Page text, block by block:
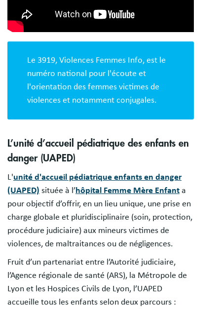
Le 3919, Violences Femmes Info, est le
numéro national pour l'écoute et
l'orientation des femmes victimes de
violences et notamment conjugales.
L’unité d’accueil pédiatrique des enfants en
danger (UAPED)
L'unité d'accueil pédiatrique enfants en danger
(UAPED) située à l’hôpital Femme Mère Enfant a
pour objectif d’offrir, en un lieu unique, une prise en
charge globale et pluridisciplinaire (soin, protection,
procédure judiciaire) aux mineurs victimes de
violences, de maltraitances ou de négligences.
Fruit d’un partenariat entre l’Autorité judiciaire,
l’Agence régionale de santé (ARS), la Métropole de
Lyon et les Hospices Civils de Lyon, l’UAPED
accueille tous les enfants selon deux parcours :